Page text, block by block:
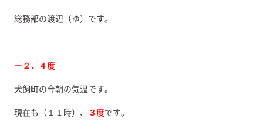
総務部の渡辺（ゆ）です。
－２．４度
犬飼町の今朝の気温です。
現在も（１１時）、 ３度です。